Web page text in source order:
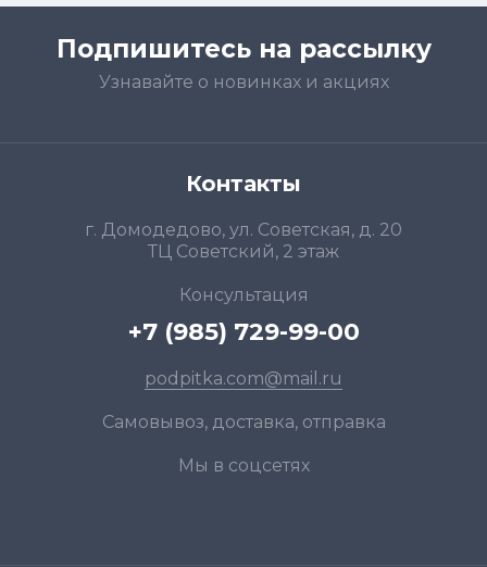
Подпишитесь на рассылку
Узнавайте о новинках и акциях
Контакты
г. Домодедово, ул. Советская, д. 20
ТЦ Советский, 2 этаж
Консультация
+7 (985) 729-99-00
podpitka.com@mail.ru
Самовывоз, доставка, отправка
Мы в соцсетях